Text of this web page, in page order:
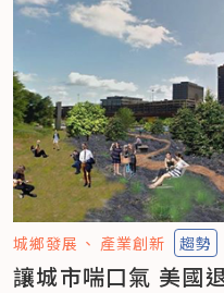
城鄉發展 產業創新 趨勢
讓城市喘口氣 美國